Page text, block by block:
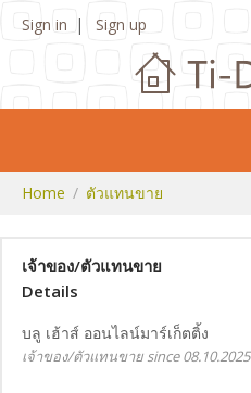
Sign in Sign up
Home ตัวแทนขาย
เจ้าของ/ตัวแทนขาย
Details
บลู เฮ้าส์ ออนไลน์มาร์เก็ตติ้ง
เจ้าของ/ตัวแทนขาย since 08.10.2025